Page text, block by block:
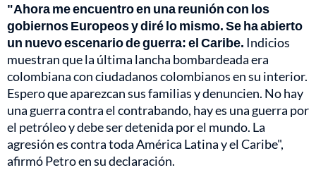
"Ahora me encuentro en una reunión con los
gobiernos Europeos y diré lo mismo. Se ha abierto
un nuevo escenario de guerra: el Caribe. Indicios
muestran que la última lancha bombardeada era
colombiana con ciudadanos colombianos en su interior.
Espero que aparezcan sus familias y denuncien. No hay
una guerra contra el contrabando, hay es una guerra por
el petróleo y debe ser detenida por el mundo. La
agresión es contra toda América Latina y el Caribe",
afirmó Petro en su declaración.